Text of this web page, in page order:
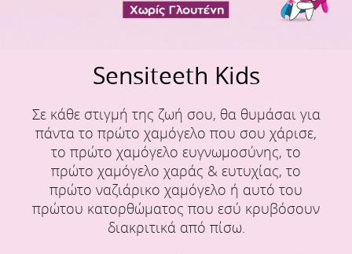
Sensiteeth Kids
Σε κάθε στιγμή της ζωή σου, θα θυμάσαι για
πάντα το πρώτο χαμόγελο που σου χάρισε,
το πρώτο χαμόγελο ευγνωμοσύνης, το
πρώτο χαμόγελο χαράς & ευτυχίας, το
πρώτο ναζιάρικο χαμόγελο ή αυτό του
πρώτου κατορθώματος που εσύ κρυβόσουν
διακριτικά από πίσω.